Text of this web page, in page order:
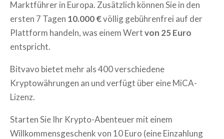
Marktführer in Europa. Zusätzlich können Sie in den
ersten 7 Tagen 10.000 €völlig gebührenfrei auf der
Plattform handeln, was einem Wertvon 25 Euro
entspricht.
Bitvavo bietet mehr als 400 verschiedene
Kryptowährungen an und verfügt über eine MiCA-
Lizenz.
Starten Sie Ihr Krypto-Abenteuer mit einem
Willkommensgeschenk von 10 Euro (eine Einzahlung